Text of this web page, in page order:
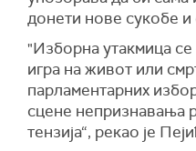
донети нове сукобе
"Изборна утакмица
игра на живот или
парламентарних
сцене непризнавања
тензија“, рекао је